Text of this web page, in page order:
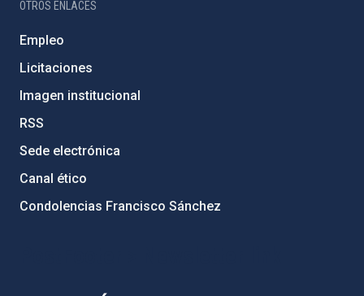
OTROS ENLACES
Empleo
Licitaciones
Imagen institucional
RSS
Sede electrónica
Canal ético
Condolencias Francisco Sánchez